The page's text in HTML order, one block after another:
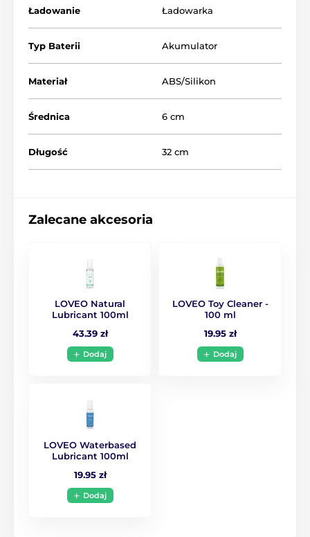
Ładowanie Ładowarka
Typ Baterii Akumulator
Materiał ABS/Silikon
Średnica 6 cm
Długość 32 cm
Zalecane akcesoria
LOVEO Natural
Lubricant 100ml
43.39 zł
Dodaj
LOVEO Toy Cleaner -
100 ml
19.95 zł
Dodaj
LOVEO Waterbased
Lubricant 100ml
19.95 zł
Dodaj